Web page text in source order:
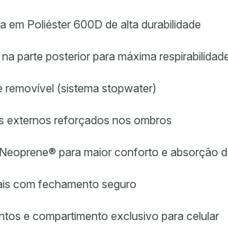
em Poliéster 600D de alta durabilidade
parte posterior para máxima
removível (sistema stopwater)
externos reforçados nos ombros
para maior conforto e absorção
com fechamento seguro
e compartimento exclusivo para celular